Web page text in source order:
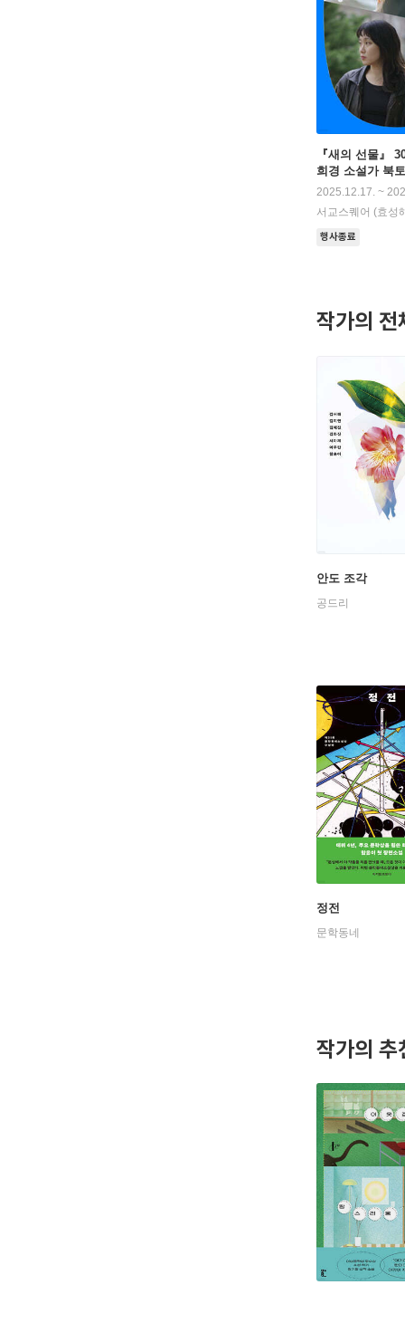
『새의 선물』
희경 소설가 북
2025.12.17. ~
서교스퀘어 (효성
행사종료
작가의 전
안도 조각
공드리
정전
문학동네
작가의 추